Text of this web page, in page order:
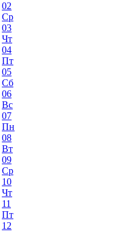
02
Ср
03
Чт
04
Пт
05
Сб
06
Вс
07
Пн
08
Вт
09
Ср
10
Чт
11
Пт
12